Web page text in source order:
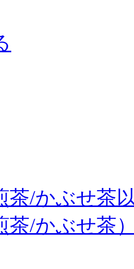
茶/かぶせ茶
茶/かぶせ茶